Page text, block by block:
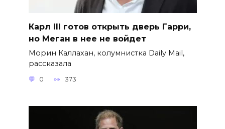
Карл III готов открыть дверь Гарри,
но Меган в нее не войдет
Морин Каллахан, колумнистка Daily Mail,
рассказала
0 373